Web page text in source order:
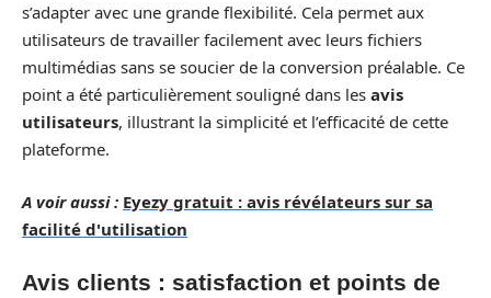
s’adapter avec une grande flexibilité. Cela permet aux
utilisateurs de travailler facilement avec leurs fichiers
multimédias sans se soucier de la conversion préalable. Ce
point a été particulièrement souligné dans les avis
utilisateurs, illustrant la simplicité et l’efficacité de cette
plateforme.
A voir aussi : Eyezy gratuit : avis révélateurs sur sa
facilité d'utilisation
Avis clients : satisfaction et points de